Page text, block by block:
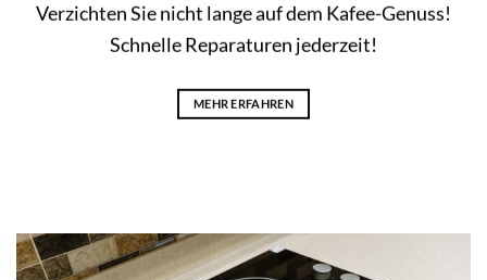
Schnelle Reparaturen jederzeit!